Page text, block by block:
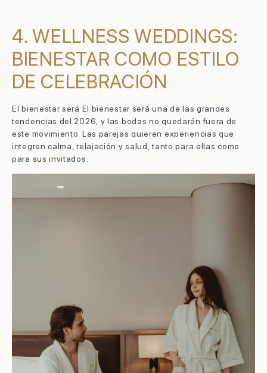
4. WELLNESS WEDDINGS:
BIENESTAR COMO ESTILO
DE CELEBRACIÓN
El bienestar será El bienestar será una de las grandes
tendencias del 2026, y las bodas no quedarán fuera de
este movimiento. Las parejas quieren experiencias que
integren calma, relajación y salud, tanto para ellas como
para sus invitados.